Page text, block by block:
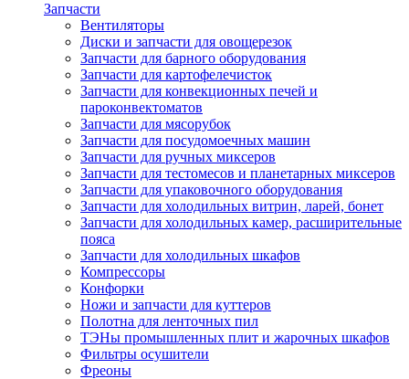
Запчасти
Вентиляторы
Диски и запчасти для овощерезок
Запчасти для барного оборудования
Запчасти для картофелечисток
Запчасти для конвекционных печей и
пароконвектоматов
Запчасти для мясорубок
Запчасти для посудомоечных машин
Запчасти для ручных миксеров
Запчасти для тестомесов и планетарных миксеров
Запчасти для упаковочного оборудования
Запчасти для холодильных витрин, ларей, бонет
Запчасти для холодильных камер, расширительные
пояса
Запчасти для холодильных шкафов
Компрессоры
Конфорки
Ножи и запчасти для куттеров
Полотна для ленточных пил
ТЭНы промышленных плит и жарочных шкафов
Фильтры осушители
Фреоны